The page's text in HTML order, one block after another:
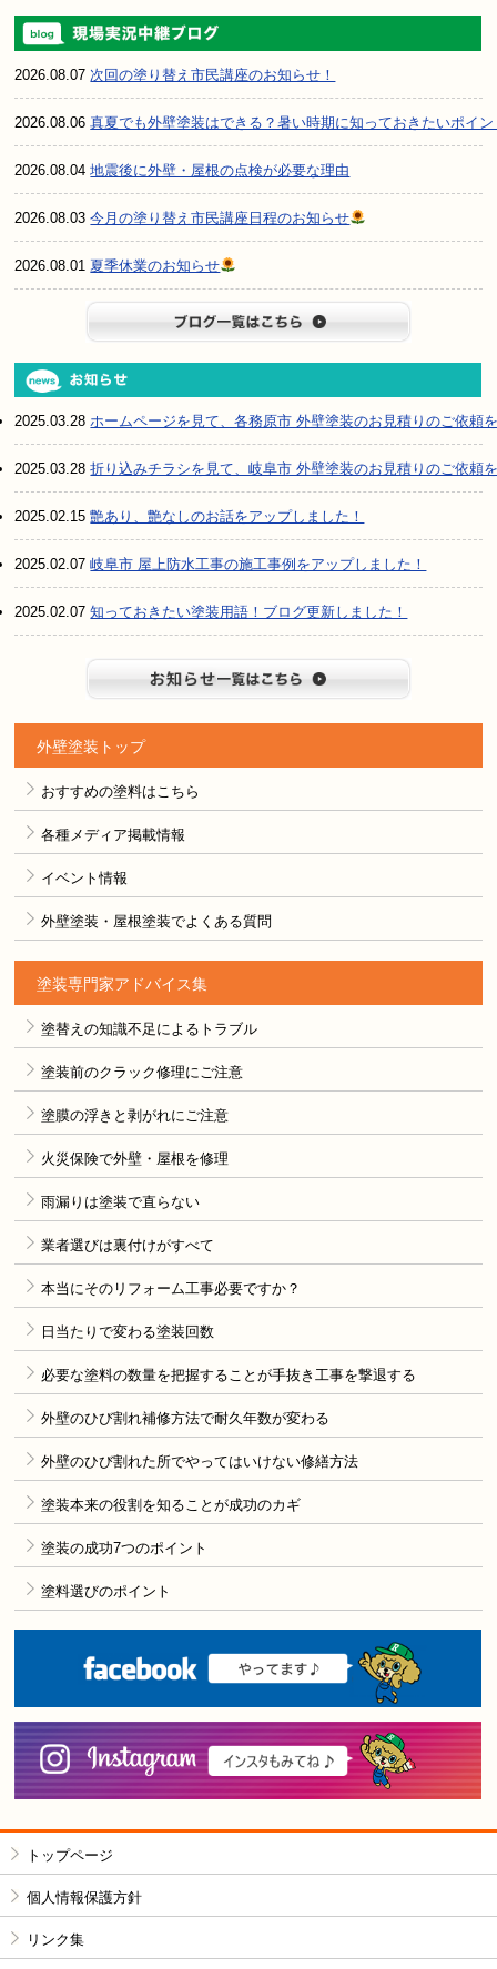
2026.08.07次回の塗り替え市民講座のお知らせ！
2026.08.06真夏でも外壁塗装はできる？暑い時期に知っておきたいポイン
2026.08.04地震後に外壁・屋根の点検が必要な理由
2026.08.03今月の塗り替え市民講座日程のお知らせ
2026.08.01 夏季休業のお知らせ
2025.03.28ホームページを見て、各務原市 外壁塗装のお見積りのご依頼
2025.03.28折り込みチラシを見て、岐阜市 外壁塗装のお見積りのご依頼
2025.02.15艶あり、艶なしのお話をアップしました！
2025.02.07岐阜市 屋上防水工事の施工事例をアップしました！
2025.02.07知っておきたい塗装用語！ブログ更新しました！
外壁塗装トップ
おすすめの塗料はこちら
各種メディア掲載情報
イベント情報
外壁塗装・屋根塗装でよくある質問
塗装専門家アドバイス集
塗替えの知識不足によるトラブル
塗装前のクラック修理にご注意
塗膜の浮きと剥がれにご注意
火災保険で外壁・屋根を修理
雨漏りは塗装で直らない
業者選びは裏付けがすべて
本当にそのリフォーム工事必要ですか？
日当たりで変わる塗装回数
必要な塗料の数量を把握することが手抜き工事を撃退する
外壁のひび割れ補修方法で耐久年数が変わる
外壁のひび割れた所でやってはいけない修繕方法
塗装本来の役割を知ることが成功のカギ
塗装の成功7つのポイント
塗料選びのポイント
トップページ
個人情報保護方針
リンク集